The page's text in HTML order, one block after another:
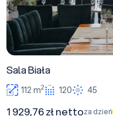
Sala Biała
112 m2 120 45
1 929,76 zł nettoza dzień